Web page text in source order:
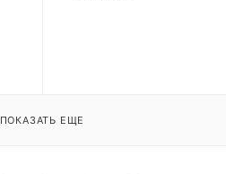
ПОКАЗАТЬ ЕЩЕ